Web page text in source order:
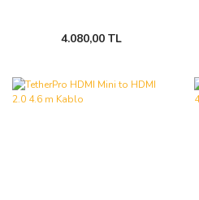
4.080,00 TL